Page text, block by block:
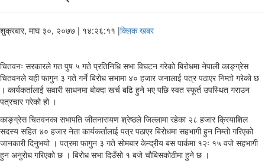
शुक्रबार, माघ ३०, २०७७ | १४:२६:११ |क्लिक खबर
चितवनः सरकारले गत पुष ५ गते प्रतिनिधि सभा विघटन गरेको बिरोधमा नेपाली काङ्ग्रेस
चितवनले यही फागुन ३ गते गर्ने बिरोध सभामा ४० हजार जनालाई पत्र पठाएर निम्तो गरेको छ
। कार्यकर्तालाई सवारी साधनमा बोक्दा खर्च बढि हुने भए पछि स्वत स्फूर्त उपस्थित गराउन
पत्रचार गरेको हो ।
काङ्ग्रेस चितवनका सभापति जीतनारायण श्रेष्ठले जिल्लामा रहेका २८ हजार क्रियाशिल
सदस्य सहित ४० हजार नेता कार्यकर्तालाई पत्र पठाएर बिरोधमा सहभागी हुन निम्तो गरिएको
जानकारी दिनुभयो । पत्रमा फागुन ३ गते सोमबार केन्द्रीय बस पार्कमा १२ः १५ वजे सहभागी
हुन अनुरोध गरिएको छ । बिरोध सभा दिउँसो १ बजे चौबिसकोठीमा हुने छ ।